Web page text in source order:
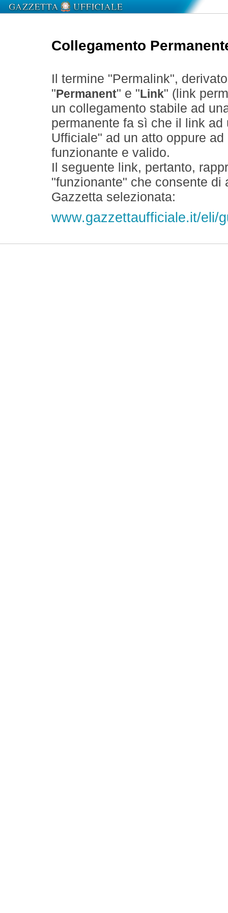
Collegamento
Il termine "Permalink",
" Permanent" e " Link" (link
un collegamento stabile ad
permanente fa sì che il link
Ufficiale" ad un atto oppure
funzionante e valido.
Il seguente link, pertanto,
"funzionante" che consente
Gazzetta selezionata:
www.gazzettaufficiale.it/eli/